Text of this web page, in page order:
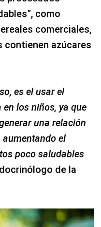
como
comerciales,
contienen azúcares
es el usar el
los niños, ya que
una relación
el
poco saludables
de la